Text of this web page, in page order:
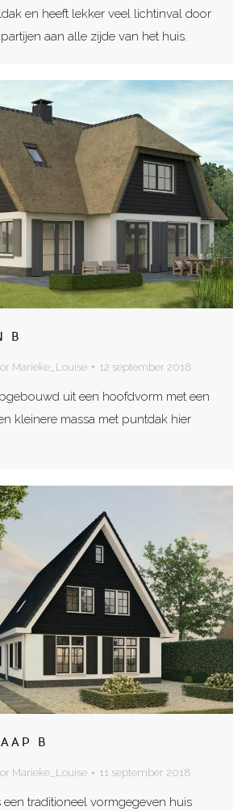
en heeft lekker veel lichtinval door
aan alle zijde van het huis.
B
Marieke_Louise 12 september 2018
uit een hoofdvorm met een
kleinere massa met puntdak hier
B
Marieke_Louise 11 september 2018
een traditioneel vormgegeven huis